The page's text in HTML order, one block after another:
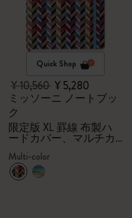
Quick Shop
¥ 10,560¥ 5,280
ミッソーニ ノートブッ
ク
限定版 XL 罫線 布製ハ
ードカバー、マルチカ
ラー
Multi-color